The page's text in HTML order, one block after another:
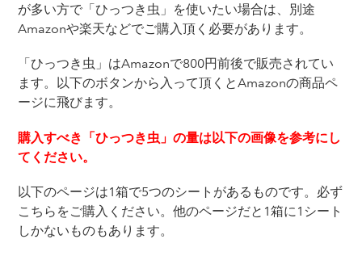
が多い方で「ひっつき虫」を使いたい場合は、別途
Amazonや楽天などでご購入頂く必要があります。
「ひっつき虫」はAmazonで800円前後で販売されてい
ます。以下のボタンから入って頂くとAmazonの商品ペ
ージに飛びます。
購入すべき「ひっつき虫」の量は以下の画像を参考にし
てください。
以下のページは1箱で5つのシートがあるものです。必ず
こちらをご購入ください。他のページだと1箱に1シート
しかないものもあります。